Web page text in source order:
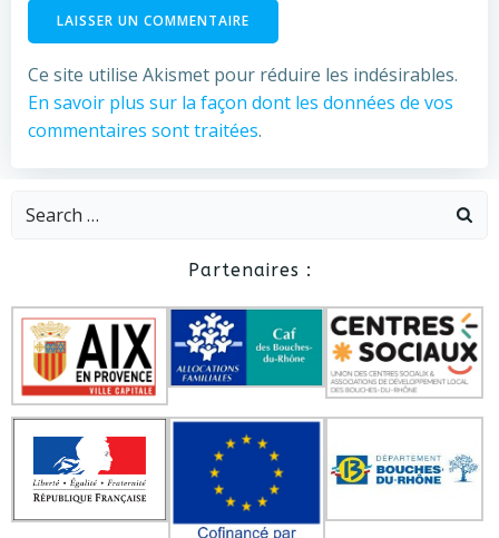
Ce site utilise Akismet pour réduire les indésirables.
En savoir plus sur la façon dont les données de vos
commentaires sont traitées.
Search
Partenaires :